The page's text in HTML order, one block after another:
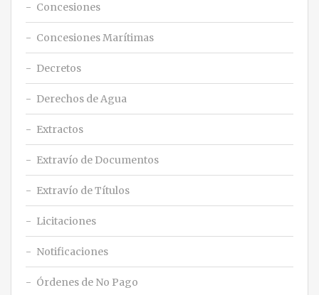
Concesiones
Concesiones Marítimas
Decretos
Derechos de Agua
Extractos
Extravío de Documentos
Extravío de Títulos
Licitaciones
Notificaciones
Órdenes de No Pago